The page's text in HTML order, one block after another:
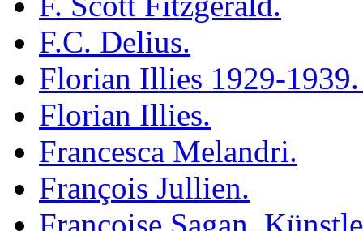
F.C. Delius.
Florian Illies 1929-1939.
Florian Illies.
Francesca Melandri.
François Jullien.